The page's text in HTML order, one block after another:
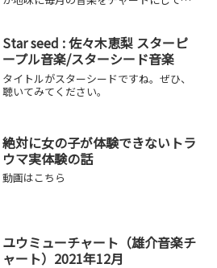
ャートのTOP10で曲をご紹介したいと思
います。2021年07...
Star seed : 佐々木恵梨 スターピ
ープル音楽/スターシード音楽
タイトルがスターシードですね。ぜひ、
聴いてみてください。
絶対に女の子が体験できないトラ
ウマ実体験の話
動画はこちら
ユウミューチャート（雄介音楽チ
ャート）2021年12月